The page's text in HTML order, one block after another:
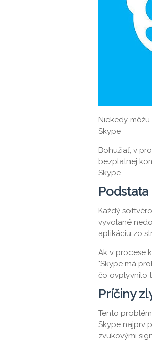
Niekedy
Skype
Bohužiaľ, v
bezplatnej
Skype.
Každý
vyvolané
aplikáciu zo
Ak v procese
"Skype má
čo ovplyvnilo
Príčiny
Tento
Skype najprv
zvukovými